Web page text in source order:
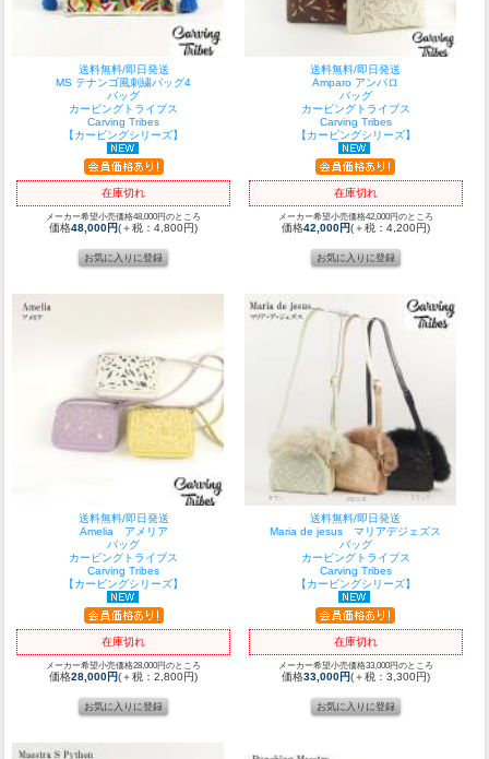
送料無料/即日発送
MS テナンゴ風刺繍バッグ4
バッグ
カービングトライブス
Carving Tribes
【カービングシリーズ】
在庫切れ
メーカー希望小売価格48,000円のところ
価格48,000円(＋税：4,800円)
送料無料/即日発送
Amparo アンパロ
バッグ
カービングトライブス
Carving Tribes
【カービングシリーズ】
在庫切れ
メーカー希望小売価格42,000円のところ
価格42,000円(＋税：4,200円)
送料無料/即日発送
Amelia アメリア
バッグ
カービングトライブス
Carving Tribes
【カービングシリーズ】
在庫切れ
メーカー希望小売価格28,000円のところ
価格28,000円(＋税：2,800円)
送料無料/即日発送
Maria de jesus マリアデジェズス
バッグ
カービングトライブス
Carving Tribes
【カービングシリーズ】
在庫切れ
メーカー希望小売価格33,000円のところ
価格33,000円(＋税：3,300円)